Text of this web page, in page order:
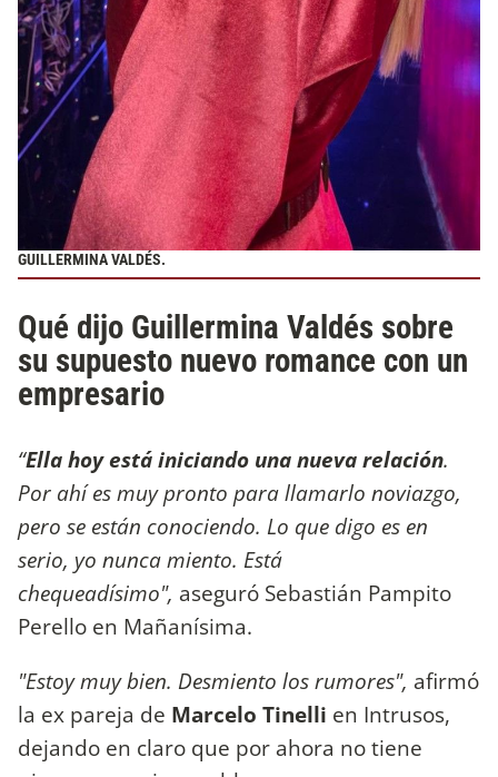
GUILLERMINA VALDÉS.
Qué dijo Guillermina Valdés sobre
su supuesto nuevo romance con un
empresario
“Ella hoy está iniciando una nueva relación.
Por ahí es muy pronto para llamarlo noviazgo,
pero se están conociendo. Lo que digo es en
serio, yo nunca miento. Está
chequeadísimo", aseguró Sebastián Pampito
Perello en Mañanísima.
"Estoy muy bien. Desmiento los rumores", afirmó
la ex pareja de Marcelo Tinelli en Intrusos,
dejando en claro que por ahora no tiene